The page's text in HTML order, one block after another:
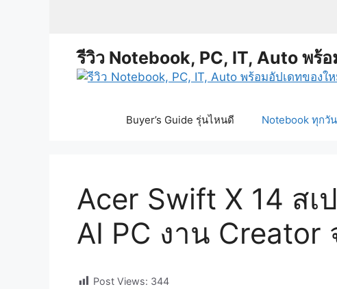
รีวิว Notebook, PC, IT, Auto พร้
Buyer’s Guide รุ่นไหนดี Notebook ทุกวัน
Acer Swift X 14 สเ
AI PC งาน Creator
Post Views: 344